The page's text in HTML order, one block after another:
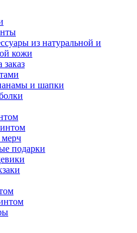
из натуральной и
кожи
и шапки
подарки